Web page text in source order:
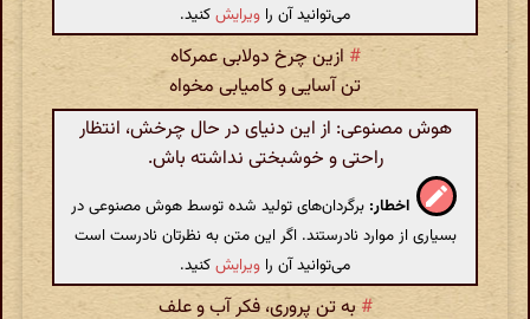
می‌توانید آن را ویرایشکنید.
# ازین چرخ دولابی عمرکاه
تن آسایی و کامیابی مخواه
هوش مصنوعی: از این دنیای در حال چرخش، انتظار
راحتی و خوشبختی نداشته باش.
اخطار: برگردان‌های تولید شده توسط هوش مصنوعی در
بسیاری از موارد نادرستند. اگر این متن به نظرتان نادرست است
می‌توانید آن را ویرایشکنید.
#به تن پروری، فکر آب و علف